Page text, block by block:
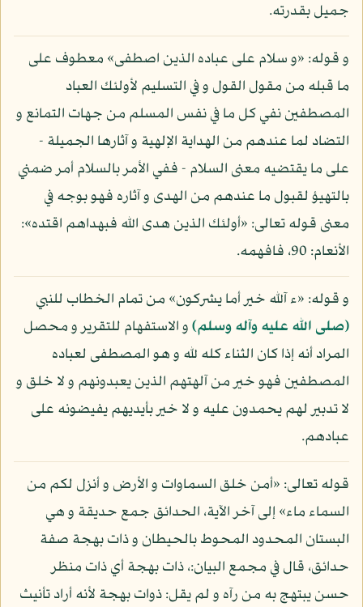
جميل بقدرته.
و قوله: «و سلام على عباده الذين اصطفى» معطوف على
ما قبله من مقول القول و في التسليم لأولئك العباد
المصطفين نفي كل ما في نفس المسلم من جهات التمانع و
التضاد لما عندهم من الهداية الإلهية و آثارها الجميلة -
على ما يقتضيه معنى السلام - ففي الأمر بالسلام أمر ضمني
بالتهيؤ لقبول ما عندهم من الهدى و آثاره فهو بوجه في
معنى قوله تعالى: «أولئك الذين هدى الله فبهداهم اقتده»:
الأنعام: 90، فافهمه.
و قوله: «ء آلله خير أما يشركون» من تمام الخطاب للنبي
(صلى الله عليه وآله وسلم)و الاستفهام للتقرير و محصل
المراد أنه إذا كان الثناء كله لله و هو المصطفى لعباده
المصطفين فهو خير من آلهتهم الذين يعبدونهم و لا خلق و
لا تدبير لهم يحمدون عليه و لا خير بأيديهم يفيضونه على
عبادهم.
قوله تعالى: «أمن خلق السماوات و الأرض و أنزل لكم من
السماء ماء» إلى آخر الآية، الحدائق جمع حديقة و هي
البستان المحدود المحوط بالحيطان و ذات بهجة صفة
حدائق، قال في مجمع البيان:، ذات بهجة أي ذات منظر
حسن يبتهج به من رآه و لم يقل: ذوات بهجة لأنه أراد تأنيث